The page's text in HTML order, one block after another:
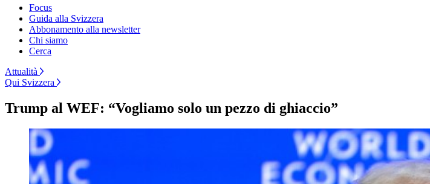
Focus
Guida alla Svizzera
Abbonamento alla newsletter
Chi siamo
Cerca
Attualità
Qui Svizzera
Trump al WEF: “Vogliamo solo un pezzo di ghiaccio”